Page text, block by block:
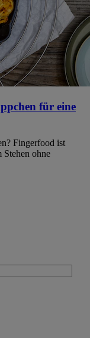
für eine
Fingerfood ist
Stehen ohne